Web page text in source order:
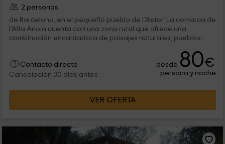
2 personas
de Barcelona, en el pequeño pueblo de L'Astor. La comarca de
l'Alta Anoia cuenta con una zona rural que ofrece una
combinación encantadora de paisajes naturales, pueblos...
Contacto directo
Cancelación 30 días antes
desde 80€
persona y noche
VER OFERTA